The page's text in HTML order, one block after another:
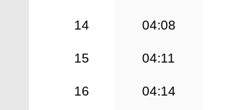
14 04:08
15 04:11
16 04:14